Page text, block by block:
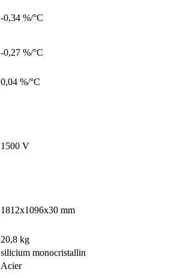
-0,34 %/°C
-0,27 %/°C
0,04 %/°C
1500 V
1812x1096x30 mm
20,8 kg
silicium monocristallin
Acier